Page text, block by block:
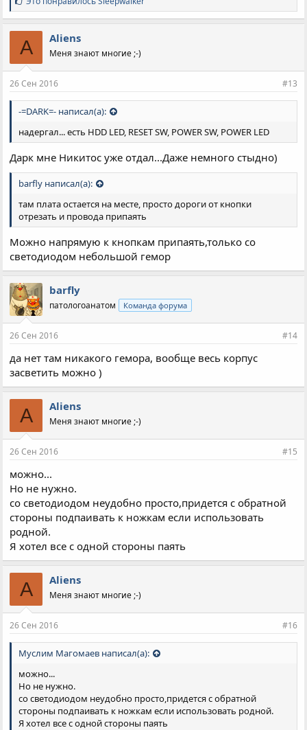
и
м
п
а
т
и
и
:
A Aliens
Меня знают многие ;-)
26 Сен 2016 #13
-=DARK=- написал(а):
надергал... есть HDD LED, RESET SW, POWER SW, POWER LED
Дарк мне Никитос уже отдал...Даже немного стыдно)
barfly написал(а):
там плата остается на месте, просто дороги от кнопки
отрезать и провода припаять
Можно напрямую к кнопкам припаять,только со
светодиодом небольшой гемор
barfly
патологоанатом Команда форума
26 Сен 2016 #14
да нет там никакого гемора, вообще весь корпус
засветить можно )
A Aliens
Меня знают многие ;-)
26 Сен 2016 #15
можно...
Но не нужно.
со светодиодом неудобно просто,придется с обратной
стороны подпаивать к ножкам если использовать
родной.
Я хотел все с одной стороны паять
A Aliens
Меня знают многие ;-)
26 Сен 2016 #16
Муслим Магомаев написал(а):
можно...
Но не нужно.
со светодиодом неудобно просто,придется с обратной
стороны подпаивать к ножкам если использовать родной.
Я хотел все с одной стороны паять